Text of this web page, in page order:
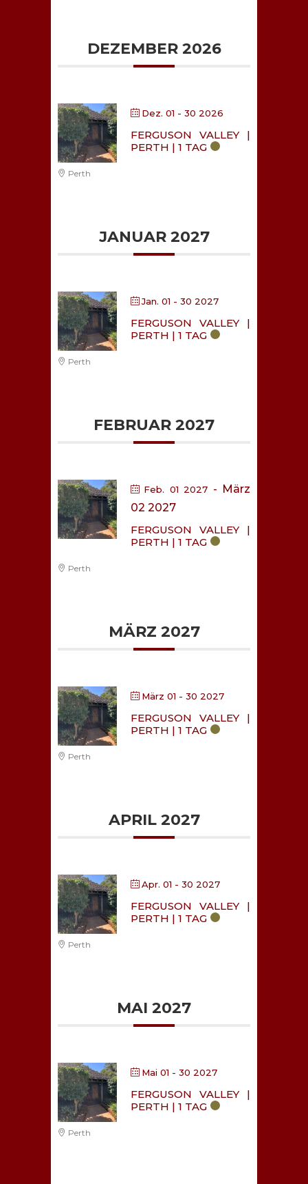
DEZEMBER 2026
Dez. 01 - 30 2026
FERGUSON VALLEY |
PERTH | 1 TAG
Perth
JANUAR 2027
Jan. 01 - 30 2027
FERGUSON VALLEY |
PERTH | 1 TAG
Perth
FEBRUAR 2027
Feb. 01 2027 - März
02 2027
FERGUSON VALLEY |
PERTH | 1 TAG
Perth
MÄRZ 2027
März 01 - 30 2027
FERGUSON VALLEY |
PERTH | 1 TAG
Perth
APRIL 2027
Apr. 01 - 30 2027
FERGUSON VALLEY |
PERTH | 1 TAG
Perth
MAI 2027
Mai 01 - 30 2027
FERGUSON VALLEY |
PERTH | 1 TAG
Perth